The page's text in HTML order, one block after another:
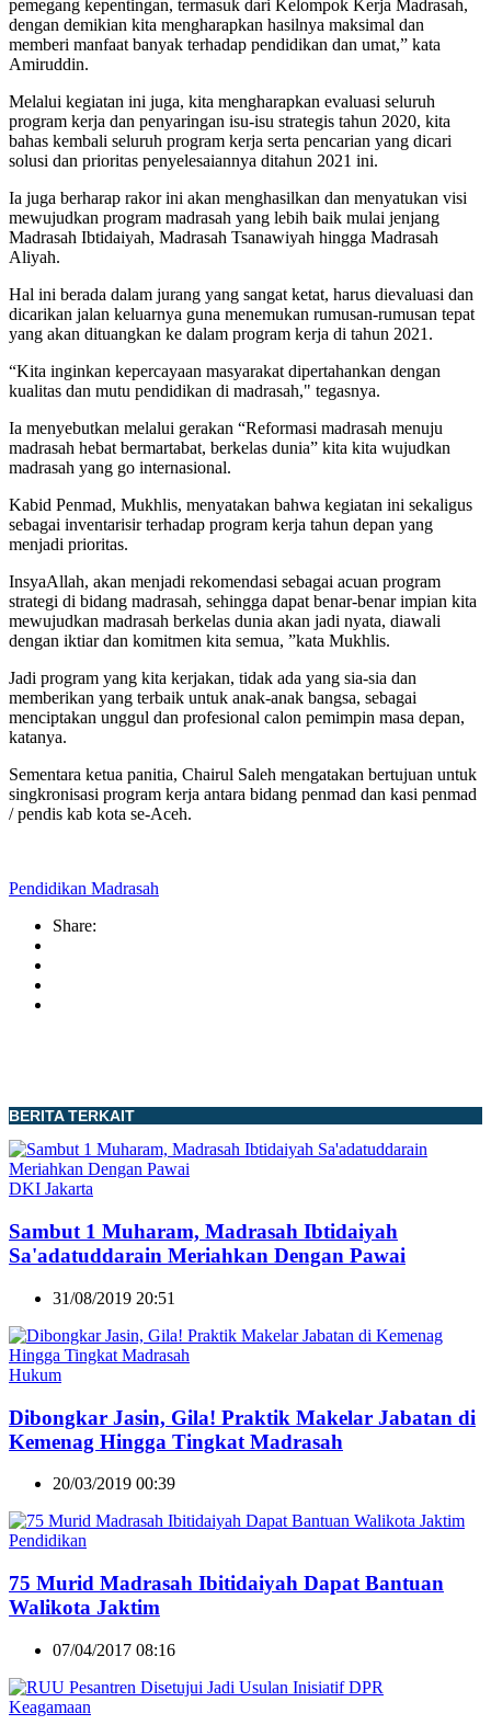
pemegang kepentingan, termasuk dari Kelompok Kerja Madrasah,
dengan demikian kita mengharapkan hasilnya maksimal dan
memberi manfaat banyak terhadap pendidikan dan umat,” kata
Amiruddin.
Melalui kegiatan ini juga, kita mengharapkan evaluasi seluruh
program kerja dan penyaringan isu-isu strategis tahun 2020, kita
bahas kembali seluruh program kerja serta pencarian yang dicari
solusi dan prioritas penyelesaiannya ditahun 2021 ini.
Ia juga berharap rakor ini akan menghasilkan dan menyatukan visi
mewujudkan program madrasah yang lebih baik mulai jenjang
Madrasah Ibtidaiyah, Madrasah Tsanawiyah hingga Madrasah
Aliyah.
Hal ini berada dalam jurang yang sangat ketat, harus dievaluasi dan
dicarikan jalan keluarnya guna menemukan rumusan-rumusan tepat
yang akan dituangkan ke dalam program kerja di tahun 2021.
“Kita inginkan kepercayaan masyarakat dipertahankan dengan
kualitas dan mutu pendidikan di madrasah," tegasnya.
Ia menyebutkan melalui gerakan “Reformasi madrasah menuju
madrasah hebat bermartabat, berkelas dunia” kita kita wujudkan
madrasah yang go internasional.
Kabid Penmad, Mukhlis, menyatakan bahwa kegiatan ini sekaligus
sebagai inventarisir terhadap program kerja tahun depan yang
menjadi prioritas.
InsyaAllah, akan menjadi rekomendasi sebagai acuan program
strategi di bidang madrasah, sehingga dapat benar-benar impian kita
mewujudkan madrasah berkelas dunia akan jadi nyata, diawali
dengan iktiar dan komitmen kita semua, ”kata Mukhlis.
Jadi program yang kita kerjakan, tidak ada yang sia-sia dan
memberikan yang terbaik untuk anak-anak bangsa, sebagai
menciptakan unggul dan profesional calon pemimpin masa depan,
katanya.
Sementara ketua panitia, Chairul Saleh mengatakan bertujuan untuk
singkronisasi program kerja antara bidang penmad dan kasi penmad
/ pendis kab kota se-Aceh.
Pendidikan Madrasah
Share:
BERITA TERKAIT
DKI Jakarta
Sambut 1 Muharam, Madrasah Ibtidaiyah
Sa'adatuddarain Meriahkan Dengan Pawai
31/08/2019 20:51
Hukum
Dibongkar Jasin, Gila! Praktik Makelar Jabatan di
Kemenag Hingga Tingkat Madrasah
20/03/2019 00:39
Pendidikan
75 Murid Madrasah Ibitidaiyah Dapat Bantuan
Walikota Jaktim
07/04/2017 08:16
Keagamaan